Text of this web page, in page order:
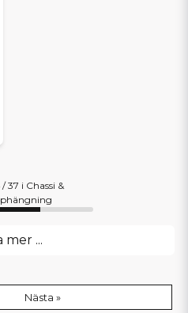
/ 37 i Chassi &
mer ...
Nästa »